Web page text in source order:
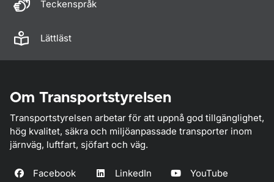
Teckenspråk
Lättläst
Om Transportstyrelsen
Transportstyrelsen arbetar för att uppnå god tillgänglighet,
hög kvalitet, säkra och miljöanpassade transporter inom
järnväg, luftfart, sjöfart och väg.
Facebook LinkedIn YouTube